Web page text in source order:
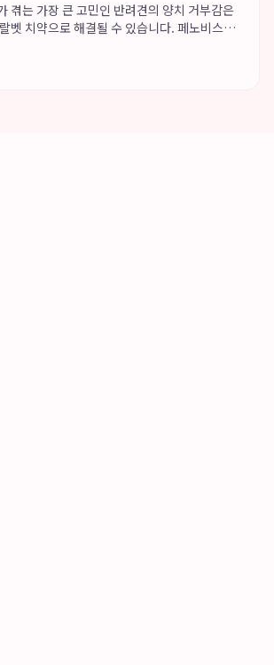
겪는 가장 큰 고민인 반려견의 양치 거부감은
벳 치약으로 해결될 수 있습니다. 페노비스는
드러운 발림성을 통해 양치 시간을 경쟁이나